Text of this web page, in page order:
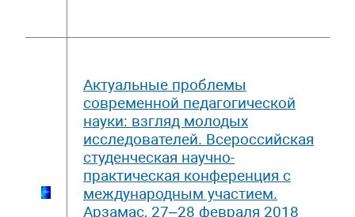
Актуальные проблемы
современной педагогической
науки: взгляд молодых
исследователей. Всероссийская
студенческая научно-
практическая конференция с
международным участием.
Арзамас, 27–28 февраля 2018